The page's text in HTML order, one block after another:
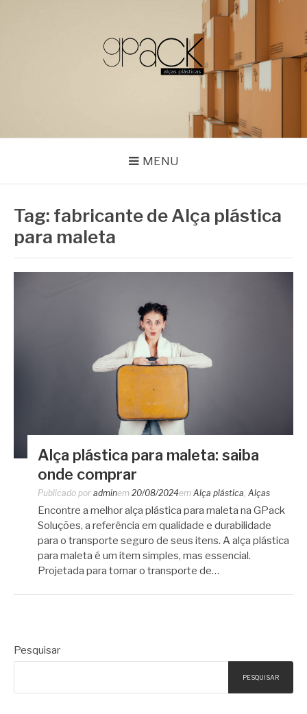
MENU
Tag: fabricante de Alça plástica
para maleta
Alça plástica para maleta: saiba
onde comprar
Publicado por adminem 20/08/2024em Alça plástica, Alças
Encontre a melhor alça plástica para maleta na GPack
Soluções, a referência em qualidade e durabilidade
para o transporte seguro de seus itens. A alça plástica
para maleta é um item simples, mas essencial.
Projetada para tornar o transporte de…
Pesquisar
PESQUISAR